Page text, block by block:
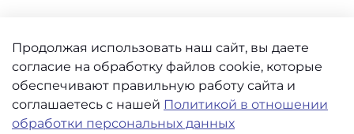
Интернет-магазин создан на inSales
Продолжая использовать наш сайт, вы даете
согласие на обработку файлов cookie, которые
обеспечивают правильную работу сайта и
соглашаетесь с нашей Политикой в отношении
обработки персональных данных